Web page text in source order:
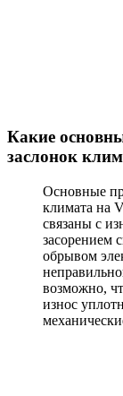
Какие
заслонок
Основные
климата на
связаны с
засорением
обрывом
возможно,
износ